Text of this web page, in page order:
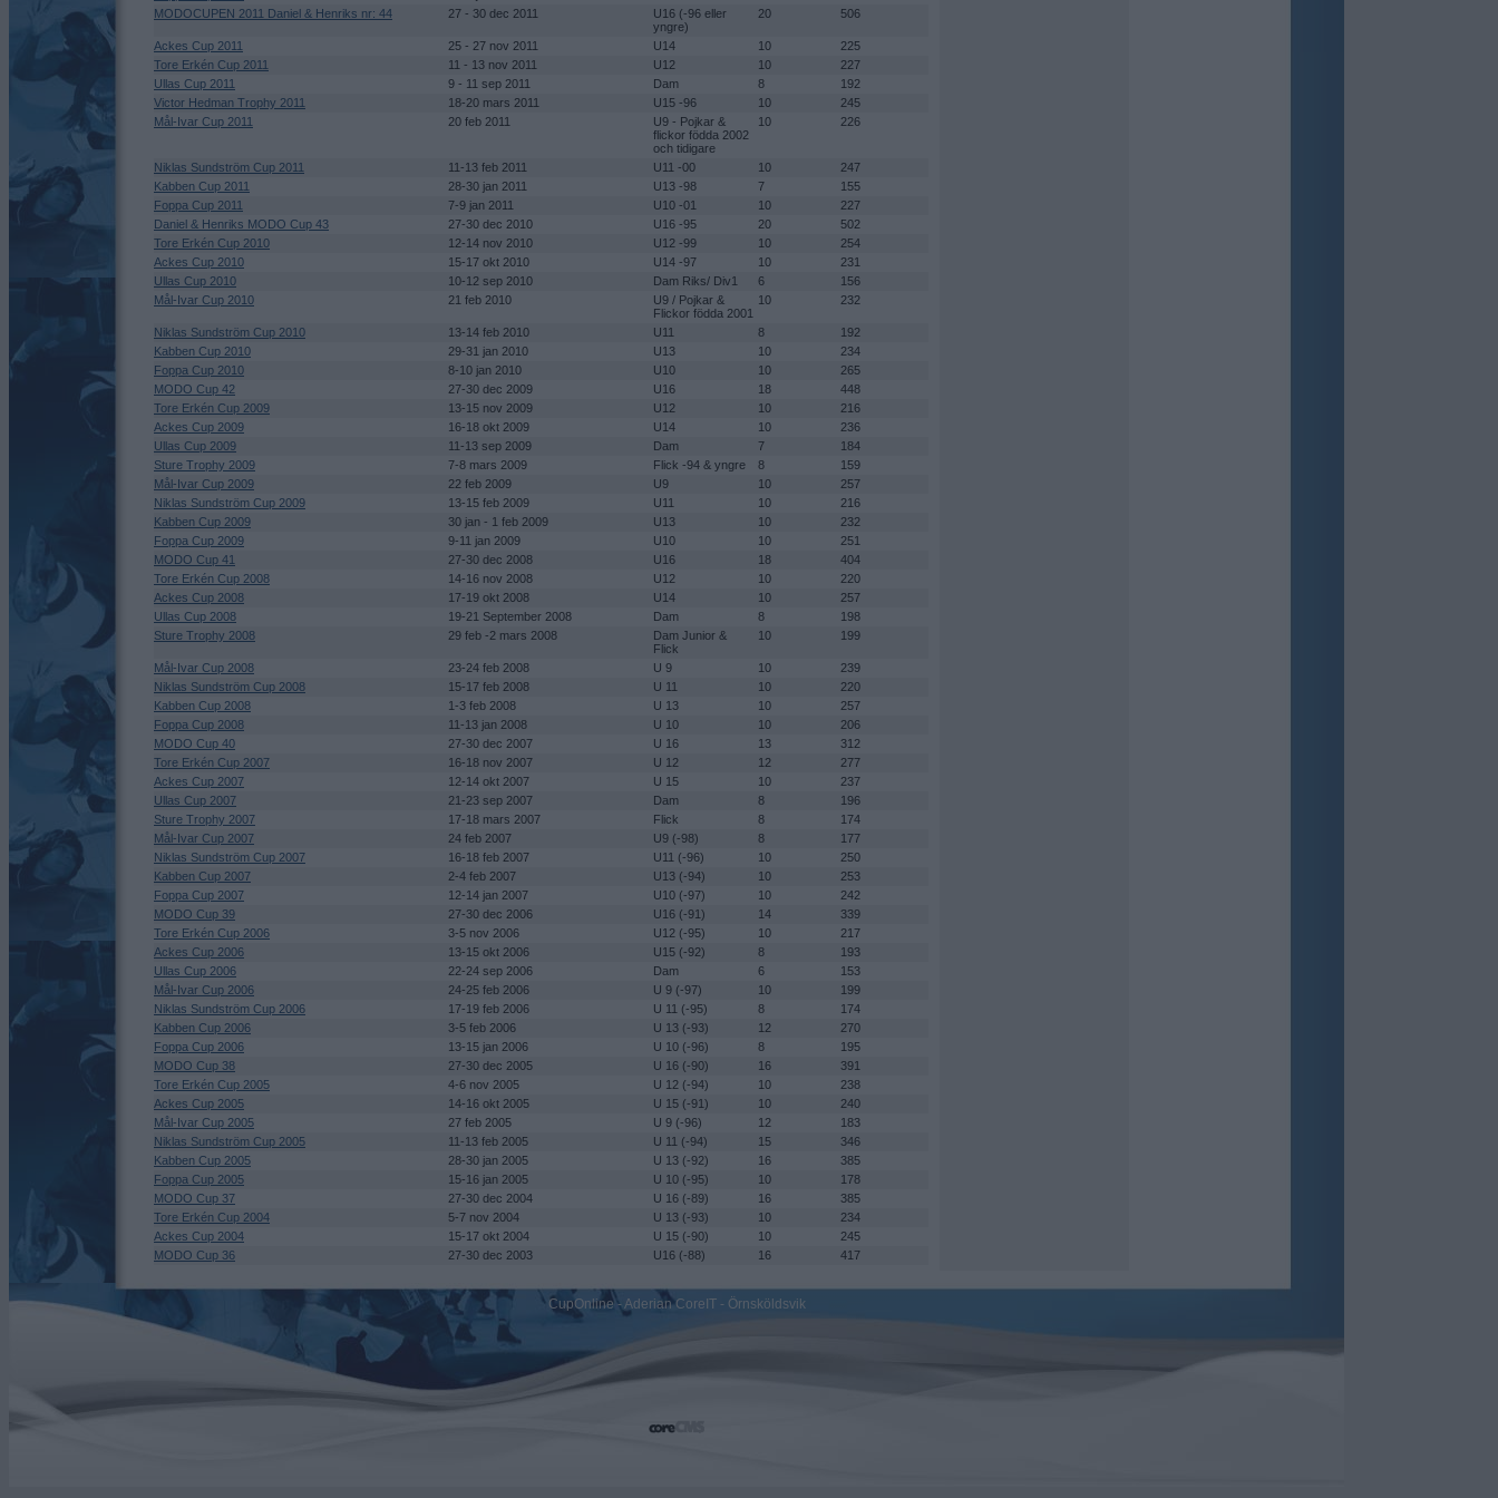
MODOCUPEN 2011 Daniel & Henriks nr: 44
27 - 30 dec 2011
U16 (-96 eller
yngre)
20 506
Ackes Cup 2011 25 - 27 nov 2011 U14 10
225
Tore Erkén Cup 2011
11 - 13 nov 2011 U12 10
227
Ullas Cup 2011
9 - 11 sep 2011 Dam 8
192
Victor Hedman Trophy 2011
18-20 mars 2011 U15 -96 10
245
Mål-Ivar Cup 2011
20 feb 2011
U9 - Pojkar &
flickor födda 2002
och tidigare
10 226
Niklas Sundström Cup 2011 11-13 feb 2011 U11 -00 10
247
Kabben Cup 2011
28-30 jan 2011 U13 -98 7
155
Foppa Cup 2011
7-9 jan 2011 U10 -01 10
227
Daniel & Henriks MODO Cup 43
27-30 dec 2010 U16 -95 20
502
Tore Erkén Cup 2010
12-14 nov 2010 U12 -99 10
254
Ackes Cup 2010
15-17 okt 2010 U14 -97 10
231
Ullas Cup 2010
10-12 sep 2010 Dam Riks/ Div1 6
156
Mål-Ivar Cup 2010
21 feb 2010
U9 / Pojkar &
Flickor födda 2001
10 232
Niklas Sundström Cup 2010 13-14 feb 2010 U11 8
192
Kabben Cup 2010
29-31 jan 2010 U13 10
234
Foppa Cup 2010
8-10 jan 2010 U10 10
265
MODO Cup 42
27-30 dec 2009 U16 18
448
Tore Erkén Cup 2009
13-15 nov 2009 U12 10
216
Ackes Cup 2009
16-18 okt 2009 U14 10
236
Ullas Cup 2009
11-13 sep 2009 Dam 7
184
Sture Trophy 2009
7-8 mars 2009 Flick -94 & yngre 8
159
Mål-Ivar Cup 2009
22 feb 2009 U9 10
257
Niklas Sundström Cup 2009
13-15 feb 2009 U11 10
216
Kabben Cup 2009
30 jan - 1 feb 2009 U13 10
232
Foppa Cup 2009
9-11 jan 2009 U10 10
251
MODO Cup 41
27-30 dec 2008 U16 18
404
Tore Erkén Cup 2008
14-16 nov 2008 U12 10
220
Ackes Cup 2008
17-19 okt 2008 U14 10
257
Ullas Cup 2008
19-21 September 2008 Dam 8
198
Sture Trophy 2008
29 feb -2 mars 2008
Dam Junior &
Flick
10 199
Mål-Ivar Cup 2008 23-24 feb 2008 U 9 10
239
Niklas Sundström Cup 2008
15-17 feb 2008 U 11 10
220
Kabben Cup 2008
1-3 feb 2008 U 13 10
257
Foppa Cup 2008
11-13 jan 2008 U 10 10
206
MODO Cup 40
27-30 dec 2007 U 16 13
312
Tore Erkén Cup 2007
16-18 nov 2007 U 12 12
277
Ackes Cup 2007
12-14 okt 2007 U 15 10
237
Ullas Cup 2007
21-23 sep 2007 Dam 8
196
Sture Trophy 2007
17-18 mars 2007 Flick 8
174
Mål-Ivar Cup 2007
24 feb 2007 U9 (-98) 8
177
Niklas Sundström Cup 2007
16-18 feb 2007 U11 (-96) 10
250
Kabben Cup 2007
2-4 feb 2007 U13 (-94) 10
253
Foppa Cup 2007
12-14 jan 2007 U10 (-97) 10
242
MODO Cup 39
27-30 dec 2006 U16 (-91) 14
339
Tore Erkén Cup 2006
3-5 nov 2006 U12 (-95) 10
217
Ackes Cup 2006
13-15 okt 2006 U15 (-92) 8
193
Ullas Cup 2006
22-24 sep 2006 Dam 6
153
Mål-Ivar Cup 2006
24-25 feb 2006 U 9 (-97) 10
199
Niklas Sundström Cup 2006
17-19 feb 2006 U 11 (-95) 8
174
Kabben Cup 2006
3-5 feb 2006 U 13 (-93) 12
270
Foppa Cup 2006
13-15 jan 2006 U 10 (-96) 8
195
MODO Cup 38
27-30 dec 2005 U 16 (-90) 16
391
Tore Erkén Cup 2005
4-6 nov 2005 U 12 (-94) 10
238
Ackes Cup 2005
14-16 okt 2005 U 15 (-91) 10
240
Mål-Ivar Cup 2005
27 feb 2005 U 9 (-96) 12
183
Niklas Sundström Cup 2005
11-13 feb 2005 U 11 (-94) 15
346
Kabben Cup 2005
28-30 jan 2005 U 13 (-92) 16
385
Foppa Cup 2005
15-16 jan 2005 U 10 (-95) 10
178
MODO Cup 37
27-30 dec 2004 U 16 (-89) 16
385
Tore Erkén Cup 2004
5-7 nov 2004 U 13 (-93) 10
234
Ackes Cup 2004
15-17 okt 2004 U 15 (-90) 10
245
MODO Cup 36
27-30 dec 2003 U16 (-88) 16 417
CupOnline - Aderian CoreIT - Örnsköldsvik